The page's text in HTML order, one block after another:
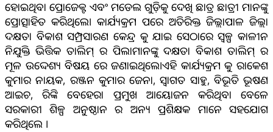
ହୋଇଥିବା ପ୍ରୋଜେକ୍ଟ ଏବଂ ମଡେଲ ଗୁଡ଼ିକୁ ଦେଖି ଛାତ୍ର ଛାତ୍ରୀ ମାନଙ୍କୁ
ପ୍ରୋତ୍ସାହିତ କରିଥିଲେ। କାର୍ଯ୍ୟକ୍ରମ ପରେ ଅତିରିକ୍ତ ଜିଲ୍ଲାପାଳ ଜିଲ୍ଲା
ଦକ୍ଷତା ବିକାଶ ସମ୍ପ୍ରସାରଣ କେନ୍ଦ୍ର କୁ ଯାଇ ସେଠାରେ ସ୍ୱଳ୍ପ କାଳୀନ
ନିଯୁକ୍ତି ଭିତ୍ତିକ ତାଲିମ୍ ର ପିଲାମାନଙ୍କୁ ଦକ୍ଷତା ବିକାଶ ତାଲିମ୍ ର
ମୂଳ ଉଦ୍ଦେଶ୍ୟ ବିଷୟ ରେ ଜଣାଇଥିଲେ।ଏହି କାର୍ଯ୍ୟକ୍ରମ କୁ ରାକେଶ
କୁମାର ନାୟକ, ରଞ୍ଜନ କୁମାର ଜେନା, ସ୍ବାଗତ ସାହୁ, ବିଭୂତି ଭୂଷଣ
ଆଇଚ, ରିଙ୍କି ବେହେରା ପ୍ରମୁଖ ଆୟୋଜନ କରିଥିବା ବେଳେ
ସରକାରୀ ଶିଳ୍ପ ଅନୁଷ୍ଠାନ ର ଅନ୍ୟ ପ୍ରଶିକ୍ଷକ ମାନେ ସହଯୋଗ
କରିଥିଲେ ।